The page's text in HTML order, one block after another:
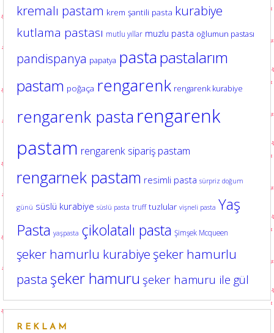
kremalı pastam krem şantili pasta kurabiye
kutlama pastası mutlu yıllar muzlu pasta oğlumun pastası
pandispanya papatya pasta pastalarım
pastam poğaça rengarenk rengarenk kurabiye
rengarenk pasta rengarenk
pastam rengarenk sipariş pastam
rengarnek pastam resimli pasta sürpriz doğum
günü süslü kurabiye süslü pasta truff tuzlular vişneli pasta Yaş
Pasta yaşpasta çikolatalı pasta Şimşek Mcqueen
şeker hamurlu kurabiye şeker hamurlu
pasta şeker hamuru şeker hamuru ile gül
REKLAM